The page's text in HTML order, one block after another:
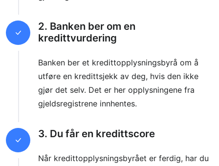
2. Banken ber om en
kredittvurdering
Banken ber et kredittopplysningsbyrå om å
utføre en kredittsjekk av deg, hvis den ikke
gjør det selv. Det er her opplysningene fra
gjeldsregistrene innhentes.
3. Du får en kredittscore
Når kredittopplysningsbyrået er ferdig, har du